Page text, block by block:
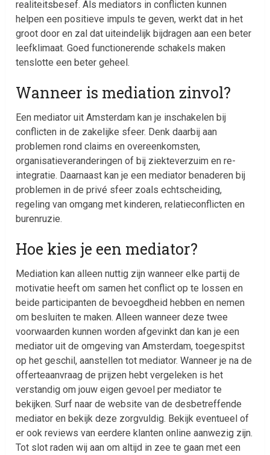
realiteitsbesef. Als mediators in conflicten kunnen
helpen een positieve impuls te geven, werkt dat in het
groot door en zal dat uiteindelijk bijdragen aan een beter
leefklimaat. Goed functionerende schakels maken
tenslotte een beter geheel.
Wanneer is mediation zinvol?
Een mediator uit Amsterdam kan je inschakelen bij
conflicten in de zakelijke sfeer. Denk daarbij aan
problemen rond claims en overeenkomsten,
organisatieveranderingen of bij ziekteverzuim en re-
integratie. Daarnaast kan je een mediator benaderen bij
problemen in de privé sfeer zoals echtscheiding,
regeling van omgang met kinderen, relatieconflicten en
burenruzie.
Hoe kies je een mediator?
Mediation kan alleen nuttig zijn wanneer elke partij de
motivatie heeft om samen het conflict op te lossen en
beide participanten de bevoegdheid hebben en nemen
om besluiten te maken. Alleen wanneer deze twee
voorwaarden kunnen worden afgevinkt dan kan je een
mediator uit de omgeving van Amsterdam, toegespitst
op het geschil, aanstellen tot mediator. Wanneer je na de
offerteaanvraag de prijzen hebt vergeleken is het
verstandig om jouw eigen gevoel per mediator te
bekijken. Surf naar de website van de desbetreffende
mediator en bekijk deze zorgvuldig. Bekijk eventueel of
er ook reviews van eerdere klanten online aanwezig zijn.
Tot slot raden wij aan om altijd in zee te gaan met een